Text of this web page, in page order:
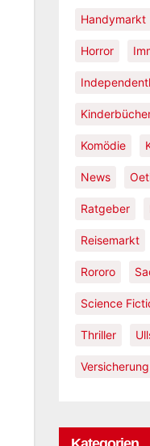
Handymarkt
Horror
Komödie
News
Ratgeber
Reisemarkt
Rororo
Science
Thriller
Versicherung